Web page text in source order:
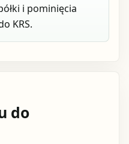
i pominięcia
KRS.
do